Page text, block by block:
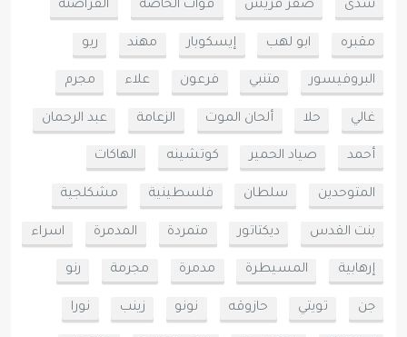
شذى صقر قريش قوات الخاصه القراصنه
مقبره ابو لهب إيسكوبار مهند ريو
البروفيسور متنبي فرعون علاء مجرم
غالي حلا ألحان الموت الزعامة عبد الرحمان
أحمد صياد الحمير كوتشينه الهاكات
المتوحدين سلطان فلسطينية مشكلجية
بنت القدس ديكتاتور متمردة المدمرة اسراء
إرهابية المسيطرة مدمرة مجرمة رنو
جن تويتي حازوقه نونو زينب نورا